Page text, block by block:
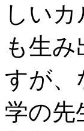
しい
も生
すが、
学の先